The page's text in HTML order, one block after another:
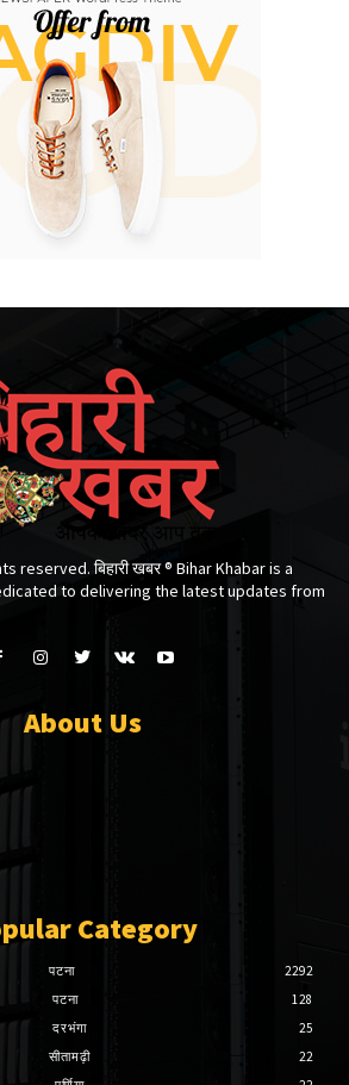
reserved. बिहारी खबर ®​ Bihar Khabar is a
to delivering the latest updates from
About Us
Category
पटना
2292
पटना
128
दरभंगा
25
सीतामढ़ी
22